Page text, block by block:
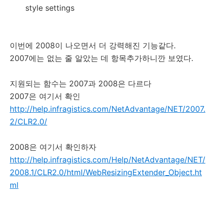
style settings
이번에 2008이 나오면서 더 강력해진 기능같다.
2007에는 없는 줄 알았는 데 항목추가하니깐 보였다.
지원되는 함수는 2007과 2008은 다르다
2007은 여기서 확인
http://help.infragistics.com/NetAdvantage/NET/2007.
2/CLR2.0/
2008은 여기서 확인하자
http://help.infragistics.com/Help/NetAdvantage/NET/
2008.1/CLR2.0/html/WebResizingExtender_Object.ht
ml